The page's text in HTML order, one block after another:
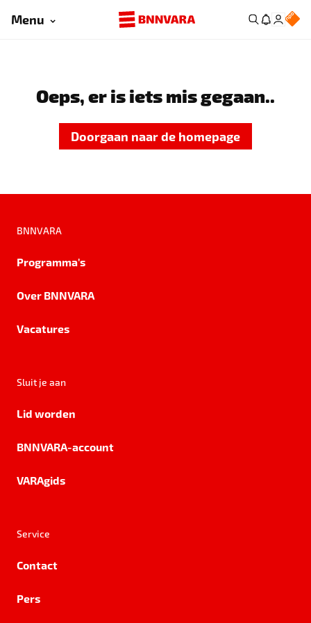
Menu
Oeps, er is iets mis gegaan..
Doorgaan naar de homepage
BNNVARA
Programma's
Over BNNVARA
Vacatures
Sluit je aan
Lid worden
BNNVARA-account
VARAgids
Service
Contact
Pers